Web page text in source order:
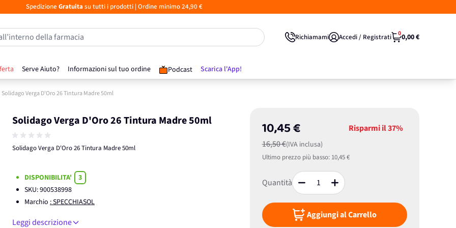
Spedizione Gratuita su tutti i prodotti| Ordine minimo 24,90 €
Serve Aiuto? Informazioni sul tuo ordine Podcast Scarica l'App!
della farmacia Richiamami Accedi / Registrati 00,00 €
Solidago Verga D'Oro 26 Tintura Madre 50ml
Solidago Verga D'Oro 26 Tintura Madre 50ml
Solidago Verga D'Oro 26 Tintura Madre 50ml
10,45 €
16,50 €(IVA inclusa)
Risparmi il37%
Ultimo prezzo più basso: 10,45 €
Quantità
Aggiungi al Carrello
DISPONIBILITA'
3
SKU:900538998
Marchio : SPECCHIASOL
Leggi descrizione